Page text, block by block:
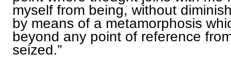
myself from being, without
by means of a metamorphosis
beyond any point of reference
seized.”